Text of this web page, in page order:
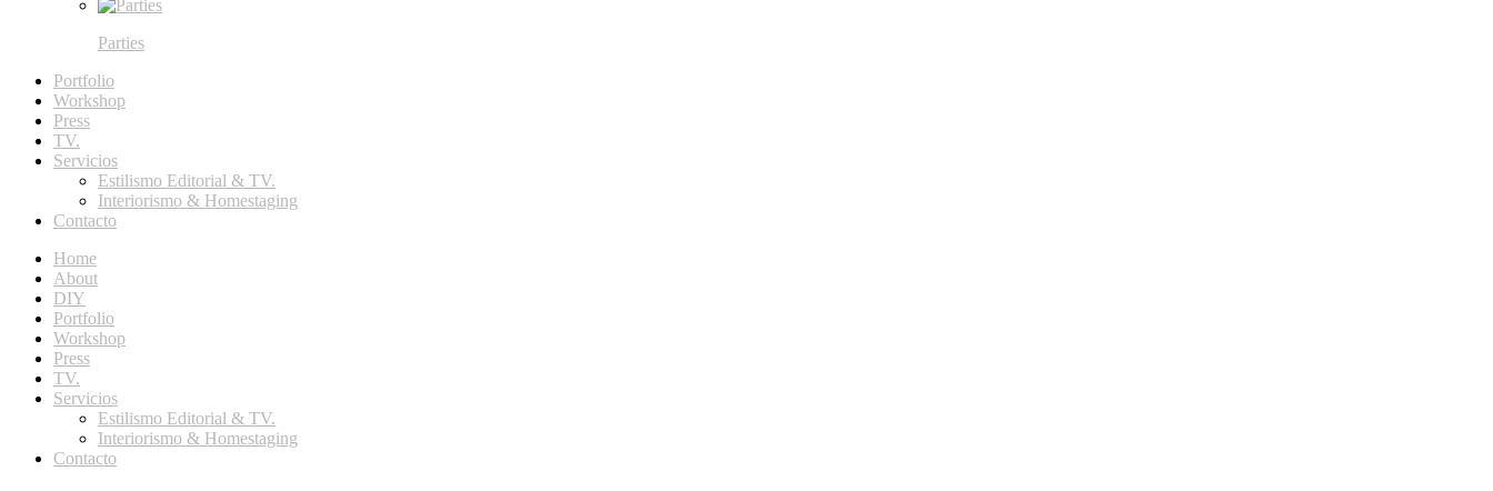
Parties
Portfolio
Workshop
Press
TV.
Servicios
Estilismo Editorial & TV.
Interiorismo & Homestaging
Contacto
Home
About
DIY
Portfolio
Workshop
Press
TV.
Servicios
Estilismo Editorial & TV.
Interiorismo & Homestaging
Contacto